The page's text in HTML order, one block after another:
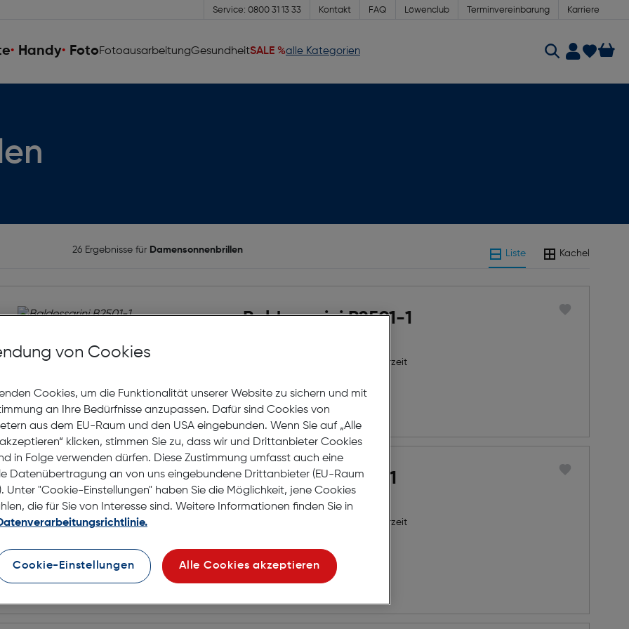
Service: 0800 31 13 33 Kontakt FAQ Löwenclub Terminvereinbarung Karriere
Handy FotoFotoausarbeitungGesundheitSALE %alle Kategorien
26 Ergebnisse für Damensonnenbrillen Liste Kachel
Baldessarini B2501-1
Lagernd | 6 bis 8 Werktage Lieferzeit
€ 129,00
Optic Sun OS127-1
Gratis Versand
Lagernd | 6 bis 8 Werktage Lieferzeit
€ 50,72
von Cookies
Cookies, um die Funktionalität unserer Website zu sichern und mit
an Ihre Bedürfnisse anzupassen. Dafür sind Cookies von
aus dem EU-Raum und den USA eingebunden. Wenn Sie auf „Alle
klicken, stimmen Sie zu, dass wir und Drittanbieter Cookies
in Folge verwenden dürfen. Diese Zustimmung umfasst auch eine
Datenübertragung an von uns eingebundene Drittanbieter (EU-Raum
Unter "Cookie-Einstellungen" haben Sie die Möglichkeit, jene Cookies
die für Sie von Interesse sind. Weitere Informationen finden Sie in
Cookie-Einstellungen Alle Cookies akzeptieren